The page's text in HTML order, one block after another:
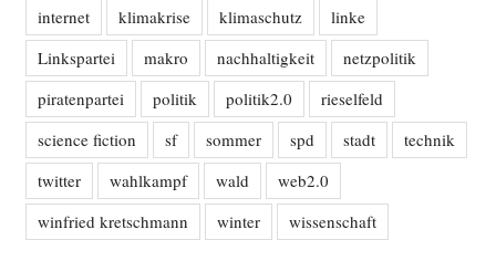
internet
klimakrise klimaschutz
linke
Linkspartei
makro nachhaltigkeit
netzpolitik
piratenpartei
politik politik2.0
rieselfeld
science fiction
sf sommer spd stadt
technik
twitter
wahlkampf wald
web2.0
winfried kretschmann
winter wissenschaft